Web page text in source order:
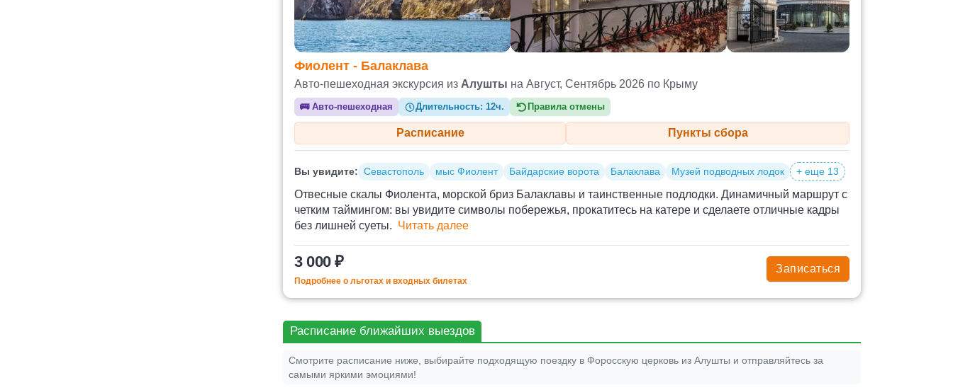
Фиолент - Балаклава
Авто-пешеходная экскурсия из Алушты на Август, Сентябрь 2026 по Крыму
🚌Авто-пешеходная Длительность:12ч. Правила отмены
Расписание Пункты сбора
Вы увидите: Севастополь мыс Фиолент Байдарские ворота Балаклава Музей подводных лодок + еще 13
Отвесные скалы Фиолента, морской бриз Балаклавы и таинственные подлодки. Динамичный маршрут с
четким таймингом: вы увидите символы побережья, прокатитесь на катере и сделаете отличные кадры
без лишней суеты. Читать далее
3 000 ₽
Подробнее о льготах и входных билетах
Записаться
Расписание ближайших выездов
Смотрите расписание ниже, выбирайте подходящую поездку в Форосскую церковь из Алушты и отправляйтесь за
самыми яркими эмоциями!